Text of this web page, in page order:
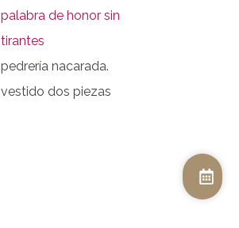
palabra de honor sin
tirantes
pedrería nacarada.
vestido dos piezas